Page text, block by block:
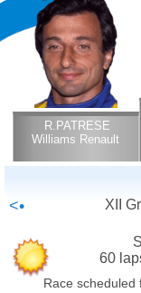
R.PATRESE
Williams Renault
<• XII
60
Race scheduled